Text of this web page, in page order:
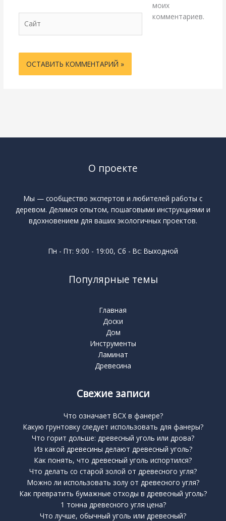
моих
комментариев.
О проекте
Мы — сообщество экспертов и любителей работы с
деревом. Делимся опытом, пошаговыми инструкциями и
вдохновением для ваших экологичных проектов.
Пн - Пт: 9:00 - 19:00, Сб - Вс: Выходной
Популярные темы
Главная
Доски
Дом
Инструменты
Ламинат
Древесина
Свежие записи
Что означает BCX в фанере?
Какую грунтовку следует использовать для фанеры?
Что горит дольше: древесный уголь или дрова?
Из какой древесины делают древесный уголь?
Как понять, что древесный уголь испортился?
Что делать со старой золой от древесного угля?
Можно ли использовать золу от древесного угля?
Как превратить бумажные отходы в древесный уголь?
1 тонна древесного угля цена?
Что лучше, обычный уголь или древесный?